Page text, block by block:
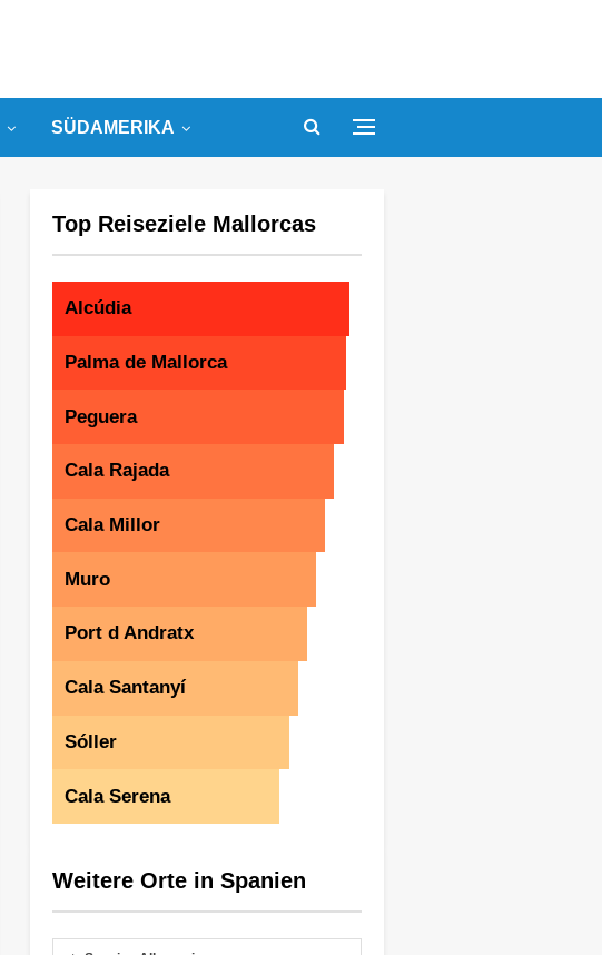
SÜDAMERIKA
Top Reiseziele Mallorcas
Alcúdia
Palma de Mallorca
Peguera
Cala Rajada
Cala Millor
Muro
Port d Andratx
Cala Santanyí
Sóller
Cala Serena
Weitere Orte in Spanien